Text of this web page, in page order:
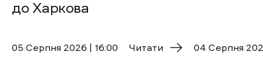
до Харкова
05 Cерпня 2026 | 16:00 Читати 04 Cерпня